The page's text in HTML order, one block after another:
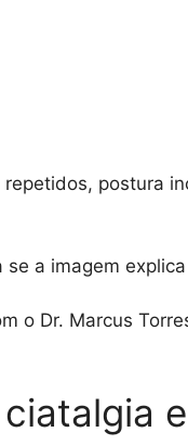
postura
a imagem
o Dr. Marcus